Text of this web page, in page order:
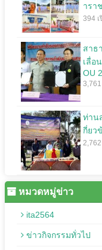
ารา
394
สาธ
เลื่อ
OU
ท่าน
กี่ยว
หมวดหมู่ข่าว
ita2564
ข่าวกิจกรรมทั่วไป